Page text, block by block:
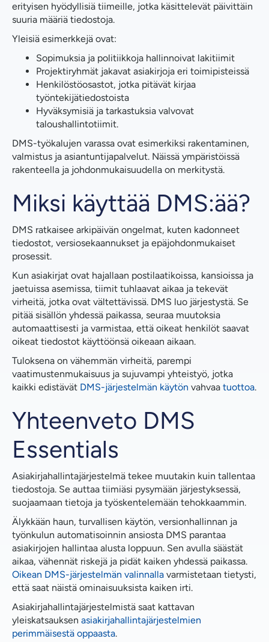
erityisen hyödyllisiä tiimeille, jotka käsittelevät päivittäin
suuria määriä tiedostoja.
Yleisiä esimerkkejä ovat:
Sopimuksia ja politiikkoja hallinnoivat lakitiimit
Projektiryhmät jakavat asiakirjoja eri toimipisteissä
Henkilöstöosastot, jotka pitävät kirjaa
työntekijätiedostoista
Hyväksymisiä ja tarkastuksia valvovat
taloushallintotiimit.
DMS-työkalujen varassa ovat esimerkiksi rakentaminen,
valmistus ja asiantuntijapalvelut. Näissä ympäristöissä
rakenteella ja johdonmukaisuudella on merkitystä.
Miksi käyttää DMS:ää?
DMS ratkaisee arkipäivän ongelmat, kuten kadonneet
tiedostot, versiosekaannukset ja epäjohdonmukaiset
prosessit.
Kun asiakirjat ovat hajallaan postilaatikoissa, kansioissa ja
jaetuissa asemissa, tiimit tuhlaavat aikaa ja tekevät
virheitä, jotka ovat vältettävissä. DMS luo järjestystä. Se
pitää sisällön yhdessä paikassa, seuraa muutoksia
automaattisesti ja varmistaa, että oikeat henkilöt saavat
oikeat tiedostot käyttöönsä oikeaan aikaan.
Tuloksena on vähemmän virheitä, parempi
vaatimustenmukaisuus ja sujuvampi yhteistyö, jotka
kaikki edistävät DMS-järjestelmän käytön vahvaa tuottoa.
Yhteenveto DMS
Essentials
Asiakirjahallintajärjestelmä tekee muutakin kuin tallentaa
tiedostoja. Se auttaa tiimiäsi pysymään järjestyksessä,
suojaamaan tietoja ja työskentelemään tehokkaammin.
Älykkään haun, turvallisen käytön, versionhallinnan ja
työnkulun automatisoinnin ansiosta DMS parantaa
asiakirjojen hallintaa alusta loppuun. Sen avulla säästät
aikaa, vähennät riskejä ja pidät kaiken yhdessä paikassa.
Oikean DMS-järjestelmän valinnalla varmistetaan tietysti,
että saat näistä ominaisuuksista kaiken irti.
Asiakirjahallintajärjestelmistä saat kattavan
yleiskatsauksen asiakirjahallintajärjestelmien
perimmäisestä oppaasta.